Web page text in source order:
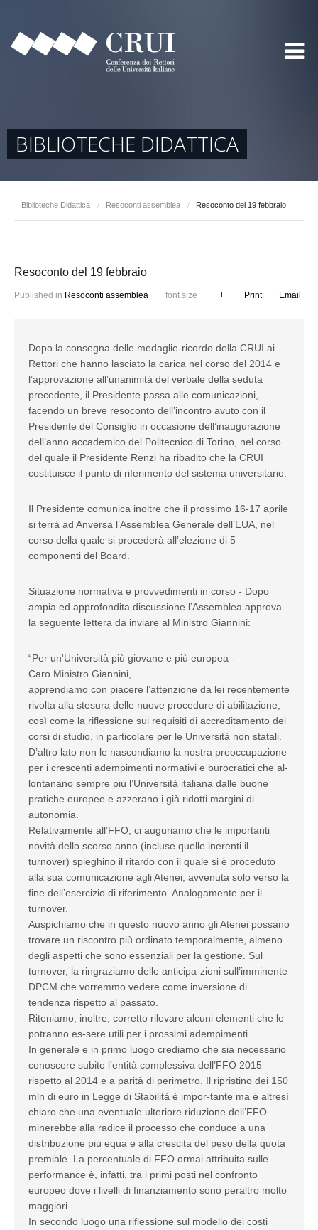
BIBLIOTECHE DIDATTICA
Biblioteche Didattica / Resoconti assemblea / Resoconto del 19 febbraio
Resoconto del 19 febbraio
Published in Resoconti assemblea font size Print Email
Dopo la consegna delle medaglie-ricordo della CRUI ai
Rettori che hanno lasciato la carica nel corso del 2014 e
l’approvazione all’unanimità del verbale della seduta
precedente, il Presidente passa alle comunicazioni,
facendo un breve resoconto dell’incontro avuto con il
Presidente del Consiglio in occasione dell’inaugurazione
dell’anno accademico del Politecnico di Torino, nel corso
del quale il Presidente Renzi ha ribadito che la CRUI
costituisce il punto di riferimento del sistema universitario.
Il Presidente comunica inoltre che il prossimo 16-17 aprile
si terrà ad Anversa l’Assemblea Generale dell’EUA, nel
corso della quale si procederà all’elezione di 5
componenti del Board.
Situazione normativa e provvedimenti in corso - Dopo
ampia ed approfondita discussione l’Assemblea approva
la seguente lettera da inviare al Ministro Giannini:
“Per un'Università più giovane e più europea -
Caro Ministro Giannini,
apprendiamo con piacere l’attenzione da lei recentemente
rivolta alla stesura delle nuove procedure di abilitazione,
così come la riflessione sui requisiti di accreditamento dei
corsi di studio, in particolare per le Università non statali.
D’altro lato non le nascondiamo la nostra preoccupazione
per i crescenti adempimenti normativi e burocratici che al-
lontanano sempre più l’Università italiana dalle buone
pratiche europee e azzerano i già ridotti margini di
autonomia.
Relativamente all’FFO, ci auguriamo che le importanti
novità dello scorso anno (incluse quelle inerenti il
turnover) spieghino il ritardo con il quale si è proceduto
alla sua comunicazione agli Atenei, avvenuta solo verso la
fine dell’esercizio di riferimento. Analogamente per il
turnover.
Auspichiamo che in questo nuovo anno gli Atenei possano
trovare un riscontro più ordinato temporalmente, almeno
degli aspetti che sono essenziali per la gestione. Sul
turnover, la ringraziamo delle anticipa-zioni sull’imminente
DPCM che vorremmo vedere come inversione di
tendenza rispetto al passato.
Riteniamo, inoltre, corretto rilevare alcuni elementi che le
potranno es-sere utili per i prossimi adempimenti.
In generale e in primo luogo crediamo che sia necessario
conoscere subito l’entità complessiva dell’FFO 2015
rispetto al 2014 e a parità di perimetro. Il ripristino dei 150
mln di euro in Legge di Stabilità è impor-tante ma è altresì
chiaro che una eventuale ulteriore riduzione dell’FFO
minerebbe alla radice il processo che conduce a una
distribuzione più equa e alla crescita del peso della quota
premiale. La percentuale di FFO ormai attribuita sulle
performance è, infatti, tra i primi posti nel confronto
europeo dove i livelli di finanziamento sono peraltro molto
maggiori.
In secondo luogo una riflessione sul modello dei costi